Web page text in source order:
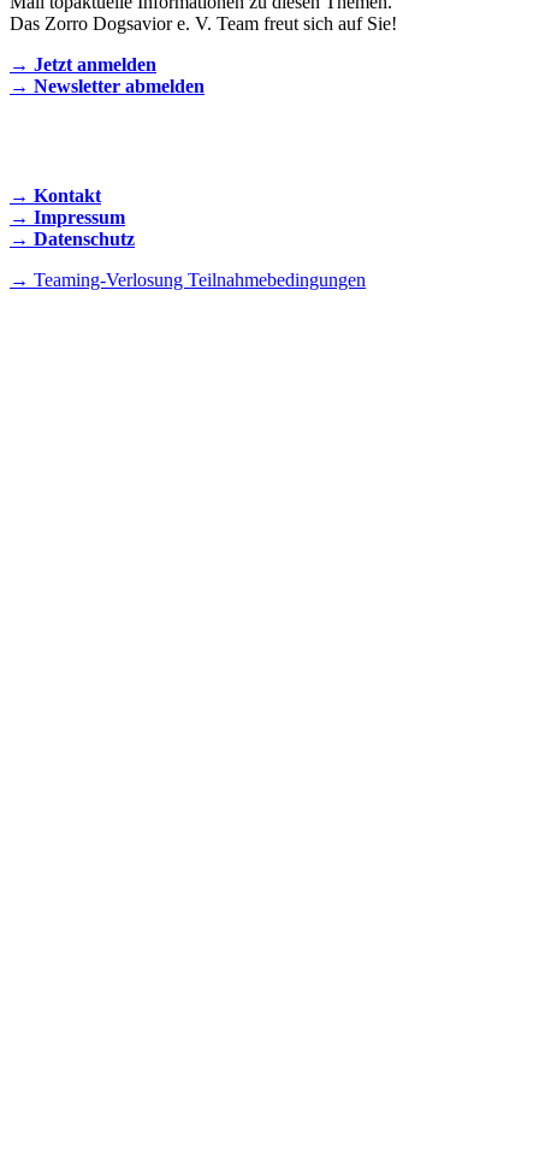
Das Zorro Dogsavior e. V. Team freut sich auf Sie!
→ Jetzt anmelden
→ Newsletter abmelden
→ Kontakt
→ Impressum
→ Datenschutz
→ Teaming-Verlosung Teilnahmebedingungen